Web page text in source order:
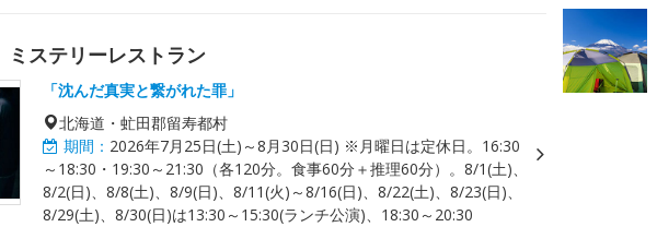
ステリーレストラン
「沈んだ真実と繋がれた罪」
北海道・虻田郡留寿都村
期間： 2026年7月25日(土)～8月30日(日) ※月曜日は定休日。16:30
～18:30・19:30～21:30（各120分。食事60分＋推理60分）。8/1(土)、
8/2(日)、8/8(土)、8/9(日)、8/11(火)～8/16(日)、8/22(土)、8/23(日)、
8/29(土)、8/30(日)は13:30～15:30(ランチ公演)、18:30～20:30